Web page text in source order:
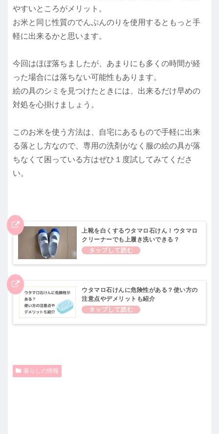
やすいところがメリット。
お米と同じ性質のでんぷんのりを使用するともっと手
軽に出来るかと思います。
今回はほぼ落ちましたが、あまりにも多くの時間が経
った場合には落ちない可能性もあります。
絵の具のシミを見つけたときには、出来るだけ早めの
対処を心掛けましょう。
このお米を使う方法は、自宅にあるもので手軽に出来
る落とし方なので、専用の洗剤がなく服の絵の具が落
ちなくて困っている方はぜひ１度試してみてくださ
い。
上靴を白くするウタマロ石けん！ウタマロ
クリーナーでも上履き洗いできる？
ウタマロ石けんに危険性がある？使い方の
注意点やデメリットも紹介
暮らしの情報